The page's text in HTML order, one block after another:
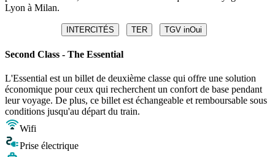
Lyon à Milan.
INTERCITÉS TER TGV inOui
Second Class - The Essential
L'Essential est un billet de deuxième classe qui offre une solution
économique pour ceux qui recherchent un confort de base pendant
leur voyage. De plus, ce billet est échangeable et remboursable sous
conditions jusqu'au départ du train.
Wifi
Prise électrique